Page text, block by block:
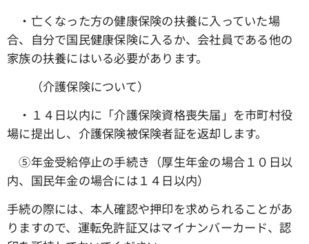
・亡くなった方の健康保険の扶養に入っていた場
合、自分で国民健康保険に入るか、会社員である他の
家族の扶養にはいる必要があります。
（介護保険について）
・１４日以内に「介護保険資格喪失届」を市町村役
場に提出し、介護保険被保険者証を返却します。
➄年金受給停止の手続き（厚生年金の場合１０日以
内、国民年金の場合には１４日以内）
手続の際には、本人確認や押印を求められることがあ
りますので、運転免許証又はマイナンバーカード、認